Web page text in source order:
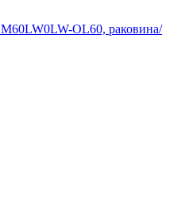
OL60, раковина/